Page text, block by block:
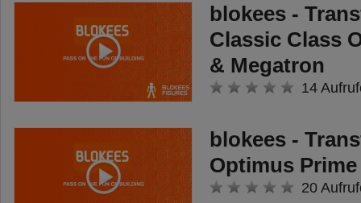
blokees -
Classic Class
& Megatron
14
blokees -
Optimus Prime
20